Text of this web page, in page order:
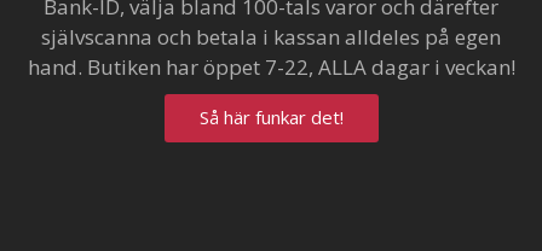
Bank-ID, välja bland 100-tals varor och därefter
självscanna och betala i kassan alldeles på egen
hand. Butiken har öppet 7-22, ALLA dagar i veckan!
Så här funkar det!